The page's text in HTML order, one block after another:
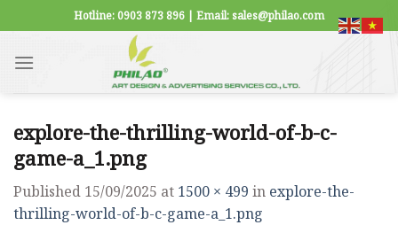
to
content
Hotline: 0903 873 896 | Email: sales@philao.com
explore-the-thrilling-world-of-b-c-
game-a_1.png
Published 15/09/2025 at 1500 × 499 in explore-the-
thrilling-world-of-b-c-game-a_1.png